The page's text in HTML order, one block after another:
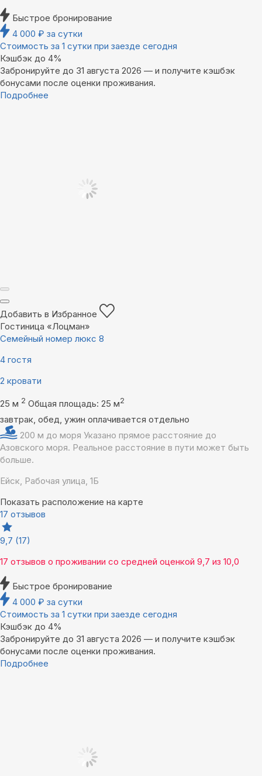
Быстрое бронирование
4 000 ₽ за сутки
Стоимость за 1 сутки при заезде сегодня
Кэшбэк до 4%
Забронируйте до 31 августа 2026 — и получите кэшбэк
бонусами после оценки проживания.
Подробнее
Добавить в Избранное
Гостиница «Лоцман»
Семейный номер люкс 8
4 гостя
2 кровати
25 м 2 Общая площадь: 25 м2
завтрак, обед, ужин оплачивается отдельно
200 м до моря Указано прямое расстояние до
Азовского моря. Реальное расстояние в пути может быть
больше.
Ейск, Рабочая улица, 1Б
Показать расположение на карте
17 отзывов
9,7 (17)
17 отзывов о проживании со средней оценкой 9,7 из 10,0
Быстрое бронирование
4 000 ₽ за сутки
Стоимость за 1 сутки при заезде сегодня
Кэшбэк до 4%
Забронируйте до 31 августа 2026 — и получите кэшбэк
бонусами после оценки проживания.
Подробнее